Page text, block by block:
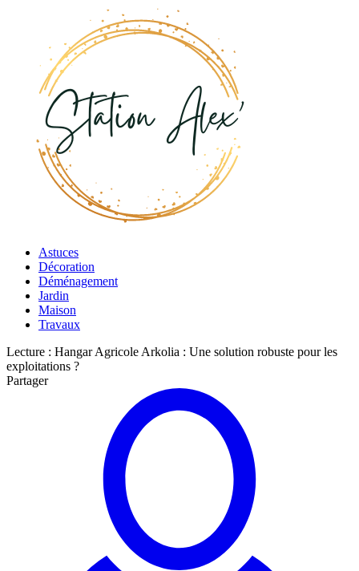
Astuces
Décoration
Déménagement
Jardin
Maison
Travaux
Lecture : Hangar Agricole Arkolia : Une solution robuste pour les
exploitations ?
Partager